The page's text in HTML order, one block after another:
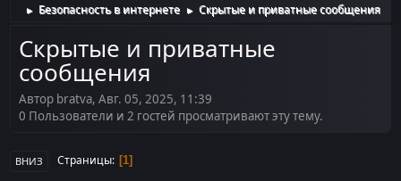
► Безопасность в интернете ► Скрытые и приватные сообщения
Скрытые и приватные
сообщения
Автор bratva, Авг. 05, 2025, 11:39
0 Пользователи и 2 гостей просматривают эту тему.
ВНИЗ Страницы 1